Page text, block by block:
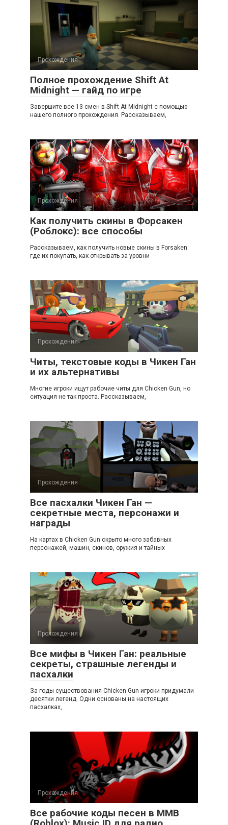
Прохождения
Полное прохождение Shift At
Midnight — гайд по игре
Завершите все 13 смен в Shift At Midnight с помощью
нашего полного прохождения. Рассказываем,
Прохождения
Как получить скины в Форсакен
(Роблокс): все способы
Рассказываем, как получить новые скины в Forsaken:
где их покупать, как открывать за уровни
Прохождения
Читы, текстовые коды в Чикен Ган
и их альтернативы
Многие игроки ищут рабочие читы для Chicken Gun, но
ситуация не так проста. Рассказываем,
Прохождения
Все пасхалки Чикен Ган —
секретные места, персонажи и
награды
На картах в Chicken Gun скрыто много забавных
персонажей, машин, скинов, оружия и тайных
Прохождения
Все мифы в Чикен Ган: реальные
секреты, страшные легенды и
пасхалки
За годы существования Chicken Gun игроки придумали
десятки легенд. Одни основаны на настоящих
пасхалках,
Прохождения
Все рабочие коды песен в ММВ